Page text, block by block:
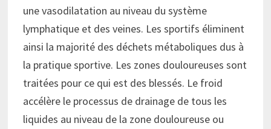
une vasodilatation au niveau du système
lymphatique et des veines. Les sportifs éliminent
ainsi la majorité des déchets métaboliques dus à
la pratique sportive. Les zones douloureuses sont
traitées pour ce qui est des blessés. Le froid
accélère le processus de drainage de tous les
liquides au niveau de la zone douloureuse ou